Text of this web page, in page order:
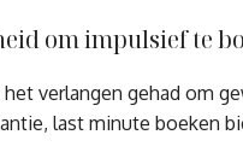
om impulsief te
verlangen gehad om
last minute boeken